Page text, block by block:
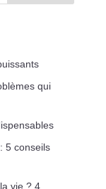
qui
5 conseils
vie ? 4